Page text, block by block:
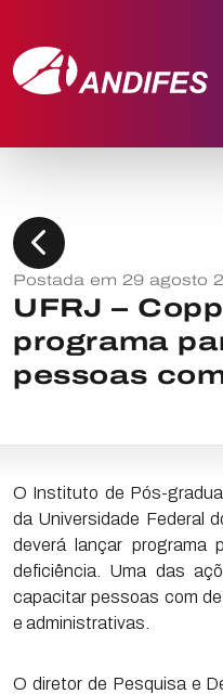
chevron_left
Postada em 29 agosto
UFRJ –
programa
pessoas
O Instituto de Pós-
da Universidade Federal
deverá lançar programa
deficiência. Uma das
capacitar pessoas com
e administrativas.
O diretor de Pesquisa e